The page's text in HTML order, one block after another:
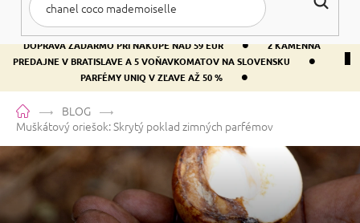
DOPRAVA ZADARMO PRI NÁKUPE NAD 59 EUR •
2 KAMENNÁ
PREDAJNE V BRATISLAVE A 5 VOŇAVKOMATOV NA SLOVENSKU
•
PARFÉMY UNIQ V ZĽAVE AŽ 50 % •
DomovBLOG
Muškátový oriešok: Skrytý poklad zimných parfémov